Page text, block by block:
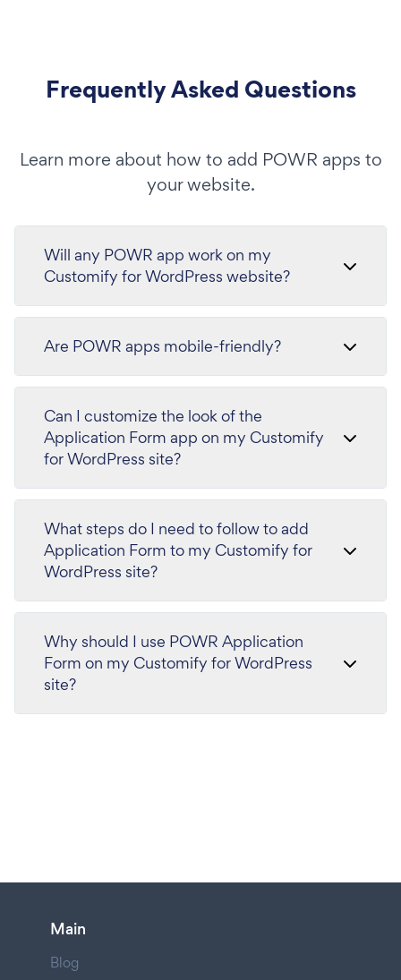
Frequently Asked Questions
Learn more about how to add POWR apps to
your website.
Will any POWR app work on my
Customify for WordPress website?
Are POWR apps mobile-friendly?
Can I customize the look of the
Application Form app on my Customify
for WordPress site?
What steps do I need to follow to add
Application Form to my Customify for
WordPress site?
Why should I use POWR Application
Form on my Customify for WordPress
site?
Main
Blog